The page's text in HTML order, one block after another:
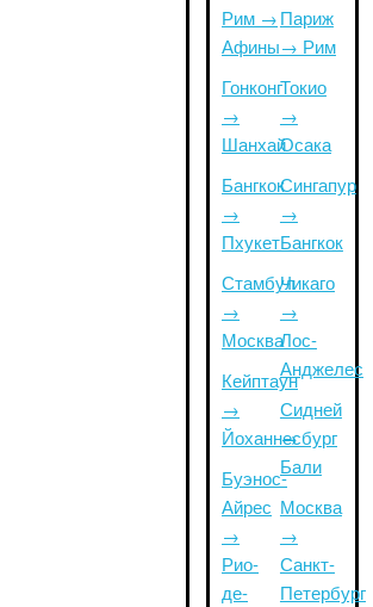
Рим →
Афины
Гонконг
→
Шанхай
Бангкок
→
Пхукет
Стамбул
→
Москва
Кейптаун
→
Йоханнесбург
Буэнос-
Айрес
→
Рио-
де-
Париж
→ Рим
Токио
→
Осака
Сингапур
→
Бангкок
Чикаго
→
Лос-
Анджелес
Сидней
→
Бали
Москва
→
Санкт-
Петербург